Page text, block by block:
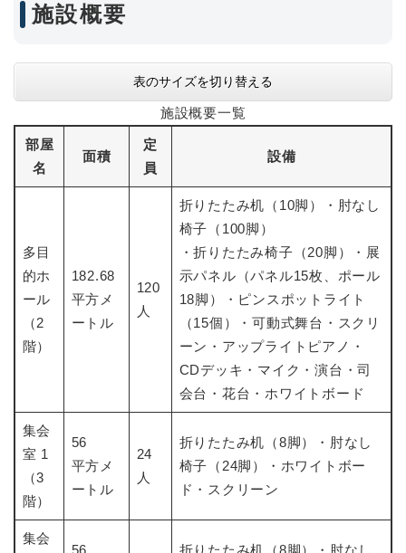
施設概要
表のサイズを切り替える
施設概要一覧
部屋
名
面積
定
員
設備
多目
的ホ
ール
（2
階）
182.68
平方メ
ートル
120
人
折りたたみ机（10脚）・肘なし
椅子（100脚）
・折りたたみ椅子（20脚）・展
示パネル（パネル15枚、ポール
18脚）・ピンスポットライト
（15個）・可動式舞台・スクリ
ーン・アップライトピアノ・
CDデッキ・マイク・演台・司
会台・花台・ホワイトボード
集会
室 1
（3
階）
56
平方メ
ートル
24
人
折りたたみ机（8脚）・肘なし
椅子（24脚）・ホワイトボー
ド・スクリーン
集会
56
折りたたみ机（8脚）・肘なし